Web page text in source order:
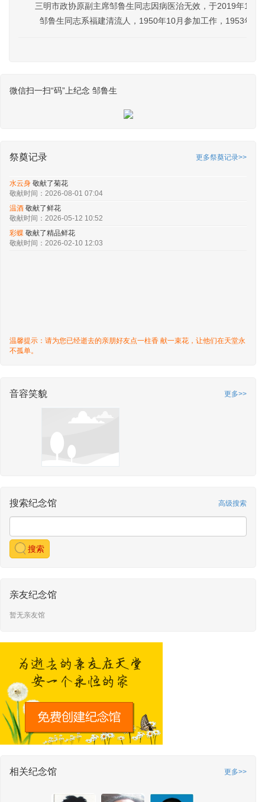
三明市政协原副主席邹鲁生同志因病医治无效，于2019年1月
邹鲁生同志系福建清流人，1950年10月参加工作，1953年3
微信扫一扫“码”上纪念 邹鲁生
祭奠记录 更多祭奠记录>>
水云身 敬献了菊花
敬献时间：2026-08-01 07:04
温酒 敬献了鲜花
敬献时间：2026-05-12 10:52
彩蝶 敬献了精品鲜花
敬献时间：2026-02-10 12:03
温馨提示：请为您已经逝去的亲朋好友点一柱香 献一束花，让他们在天堂永
不孤单。
音容笑貌 更多>>
搜索纪念馆 高级搜索
搜索
亲友纪念馆
暂无亲友馆
相关纪念馆 更多>>